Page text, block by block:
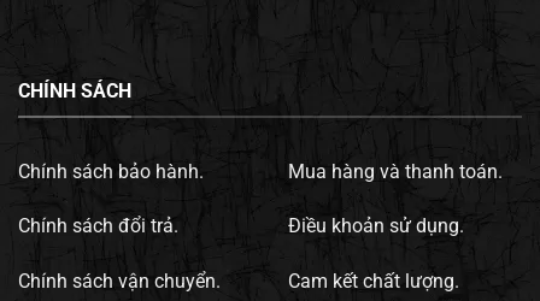
CHÍNH SÁCH
Chính sách bảo hành.
Chính sách đổi trả.
Chính sách vận chuyển.
Mua hàng và thanh toán.
Điều khoản sử dụng.
Cam kết chất lượng.